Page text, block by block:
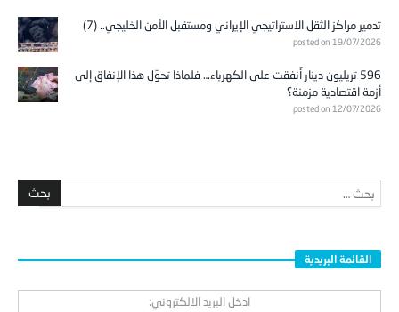
تدمير مراكز الثقل الاستراتيجي الإيراني ومستقبل الأمن الخليجي.. (7)
posted on 19/07/2026
596 تريليون دينار أُنفقت على الكهرباء… فلماذا تحوّل هذا الإنفاق إلى
أزمة اقتصادية مزمنة؟
posted on 12/07/2026
القائمة البريدية
ادخل البريد الالكتروني: